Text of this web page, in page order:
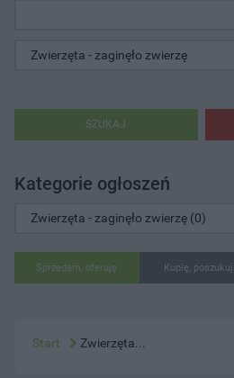
SZUKAJ
Kategorie ogłoszeń
Sprzedam, oferuję Kupię,
Start Zwierzęta...